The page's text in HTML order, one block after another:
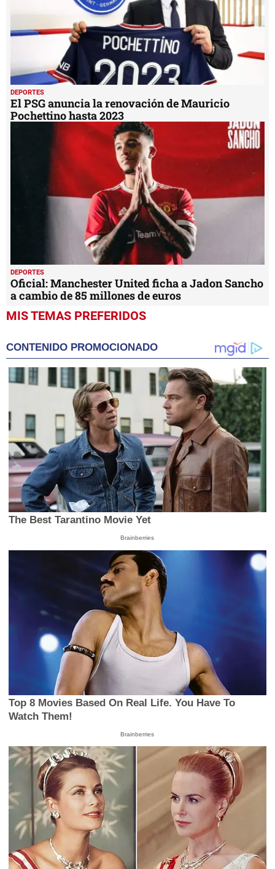
DEPORTES
El PSG anuncia la renovación de Mauricio
Pochettino hasta 2023
DEPORTES
Oficial: Manchester United ficha a Jadon Sancho
a cambio de 85 millones de euros
MIS TEMAS PREFERIDOS
CONTENIDO PROMOCIONADO
The Best Tarantino Movie Yet
Brainberries
Top 8 Movies Based On Real Life. You Have To
Watch Them!
Brainberries